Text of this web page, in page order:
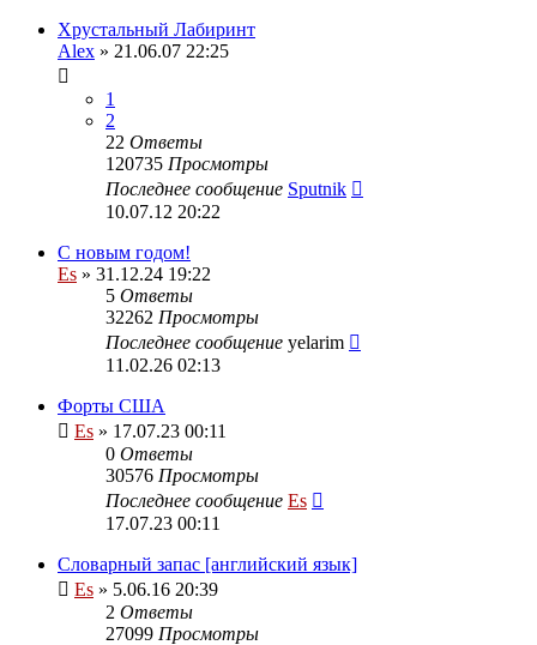
Хрустальный Лабиринт
Alex » 21.06.07 22:25
1
2
22 Ответы
120735 Просмотры
Последнее сообщение Sputnik
10.07.12 20:22
С новым годом!
Es » 31.12.24 19:22
5 Ответы
32262 Просмотры
Последнее сообщение yelarim
11.02.26 02:13
Форты США
Es » 17.07.23 00:11
0 Ответы
30576 Просмотры
Последнее сообщение Es
17.07.23 00:11
Словарный запас [английский язык]
Es » 5.06.16 20:39
2 Ответы
27099 Просмотры